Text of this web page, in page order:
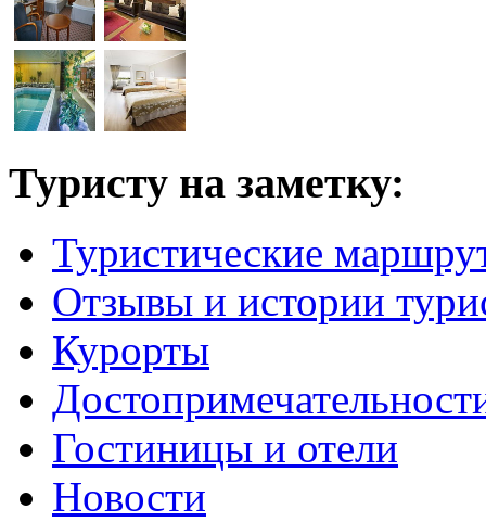
Туристу на заметку:
Туристические
Отзывы и истории
Курорты
Гостиницы и отели
Новости